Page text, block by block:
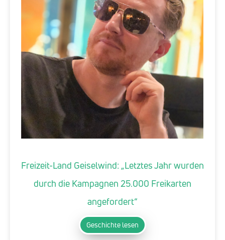
Freizeit-Land Geiselwind: „Letztes Jahr wurden
durch die Kampagnen 25.000 Freikarten
angefordert“
Geschichte lesen